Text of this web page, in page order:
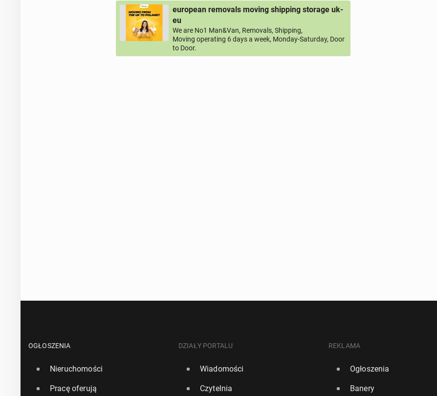
european removals moving shipping storage uk-
eu
We are No1 Man&Van, Removals, Shipping,
Moving operating 6 days a week, Monday-Saturday, Door
to Door.
OGŁOSZENIA
Nieruchomości
Pracę oferują
DZIAŁY PORTALU
Wiadomości
Czytelnia
REKLAMA
Ogłoszenia
Banery